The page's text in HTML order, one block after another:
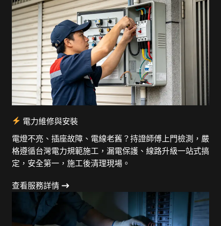
電力維修與安裝
電燈不亮、插座故障、電線老舊？持證師傅上門檢測，嚴
格遵循台灣電力規範施工，漏電保護、線路升級一站式搞
定，安全第一，施工後清理現場。
查看服務詳情